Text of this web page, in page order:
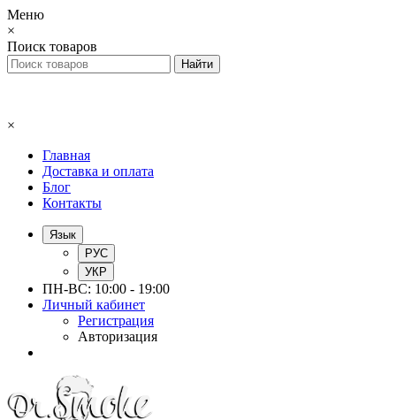
Меню
×
Поиск товаров
×
Главная
Доставка и оплата
Блог
Контакты
Язык
РУС
УКР
ПН-ВС: 10:00 - 19:00
Личный кабинет
Регистрация
Авторизация